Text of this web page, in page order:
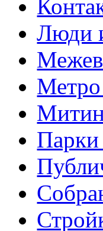
Люди
Метро
Парки